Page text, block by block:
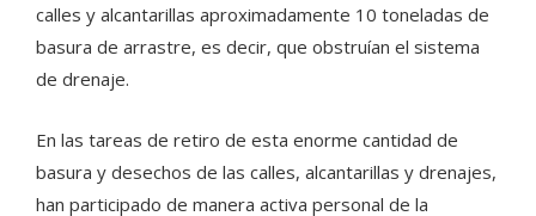
calles y alcantarillas aproximadamente 10 toneladas de
basura de arrastre, es decir, que obstruían el sistema
de drenaje.
En las tareas de retiro de esta enorme cantidad de
basura y desechos de las calles, alcantarillas y drenajes,
han participado de manera activa personal de la